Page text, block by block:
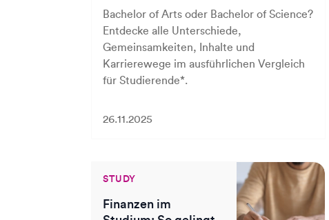
Bachelor of Arts oder Bachelor of Science?
Entdecke alle Unterschiede,
Gemeinsamkeiten, Inhalte und
Karrierewege im ausführlichen Vergleich
für Studierende*.
26.11.2025
STUDY
Finanzen im